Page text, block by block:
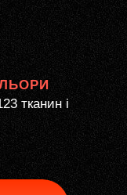
тканин і